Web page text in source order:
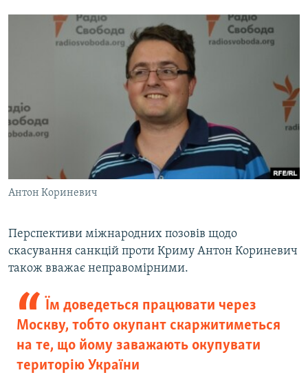
Антон Кориневич
Перспективи міжнародних позовів щодо
скасування санкцій проти Криму Антон Кориневич
також вважає неправомірними.
Їм доведеться працювати через
Москву, тобто окупант скаржитиметься
на те, що йому заважають окупувати
територію України